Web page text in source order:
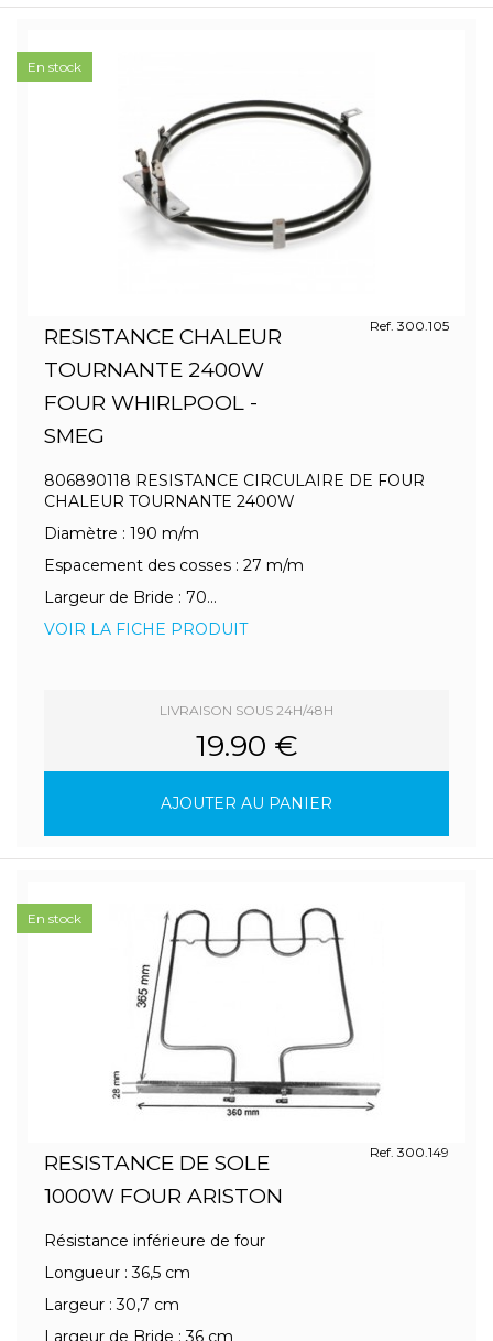
RESISTANCE CHALEUR
TOURNANTE 2400W
FOUR WHIRLPOOL -
SMEG
Ref. 300.105
806890118 RESISTANCE CIRCULAIRE DE FOUR
CHALEUR TOURNANTE 2400W
Diamètre : 190 m/m
Espacement des cosses : 27 m/m
Largeur de Bride : 70...
VOIR LA FICHE PRODUIT
LIVRAISON SOUS 24H/48H
19.90 €
AJOUTER AU PANIER
En stock
RESISTANCE DE SOLE
1000W FOUR ARISTON
Ref. 300.149
Résistance inférieure de four
Longueur : 36,5 cm
Largeur : 30,7 cm
Largeur de Bride : 36 cm
En stock